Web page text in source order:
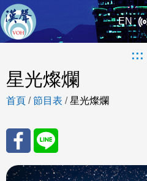
EN
:::
星光燦爛
首頁 /節目表 /星光燦爛
分享 分享